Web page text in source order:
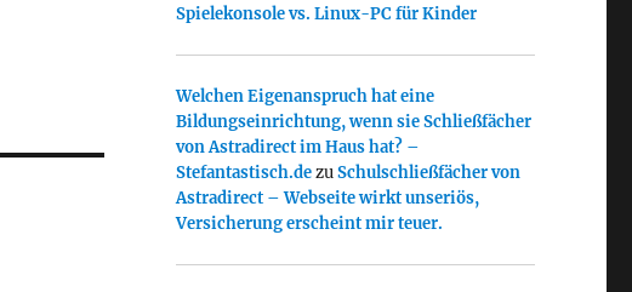
Spielekonsole vs. Linux-PC für Kinder
Welchen Eigenanspruch hat eine
Bildungseinrichtung, wenn sie Schließfächer
von Astradirect im Haus hat? –
Stefantastisch.dezuSchulschließfächer von
Astradirect – Webseite wirkt unseriös,
Versicherung erscheint mir teuer.